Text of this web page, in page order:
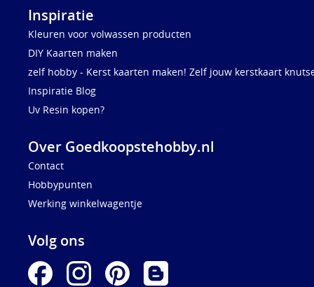
Inspiratie
Kleuren voor volwassen producten
DIY Kaarten maken
zelf hobby - Kerst kaarten maken! Zelf jouw kerstkaart
Inspiratie Blog
Uv Resin kopen?
Over Goedkoopstehobby.nl
Contact
Hobbypunten
Werking winkelwagentje
Volg ons